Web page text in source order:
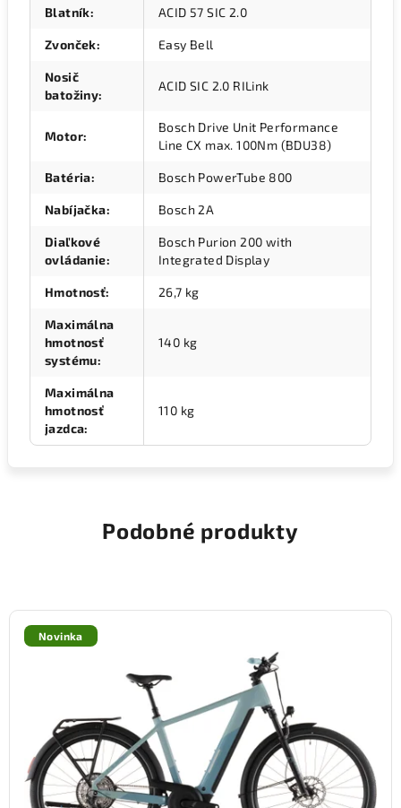
Blatník: ACID 57 SIC 2.0
Zvonček: Easy Bell
Nosič
batožiny:
ACID SIC 2.0 RILink
Motor:
Bosch Drive Unit Performance
Line CX max. 100Nm (BDU38)
Batéria: Bosch PowerTube 800
Nabíjačka: Bosch 2A
Diaľkové
ovládanie:
Bosch Purion 200 with
Integrated Display
Hmotnosť: 26,7 kg
Maximálna
hmotnosť
systému:
140 kg
Maximálna
hmotnosť
jazdca:
110 kg
Podobné produkty
Novinka